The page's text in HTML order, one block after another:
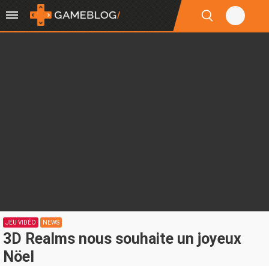
JEU VIDÉO NEWS
3D Realms nous souhaite un joyeux
Nöel